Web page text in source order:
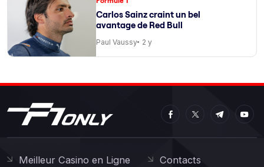
Carlos Sainz craint un bel
avantage de Red Bull
Paul Vaussy 2 y
Meilleur Casino en Ligne
Contacts